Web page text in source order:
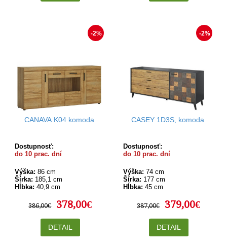
-2%
CANAVA K04 komoda
Dostupnosť:
do 10 prac. dní
Výška: 86 cm
Šírka: 185,1 cm
Hĺbka: 40,9 cm
386,00€ 378,00€
DETAIL
-2%
CASEY 1D3S, komoda
Dostupnosť:
do 10 prac. dní
Výška: 74 cm
Šírka: 177 cm
Hĺbka: 45 cm
387,00€ 379,00€
DETAIL